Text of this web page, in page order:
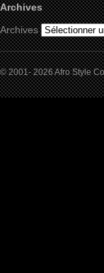
Archives
Archives
© 2001- 2026 Afro Style